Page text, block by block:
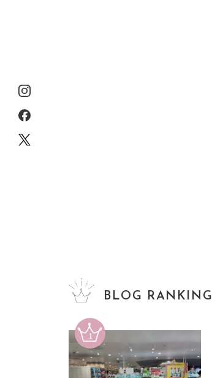
BLOG RANKING